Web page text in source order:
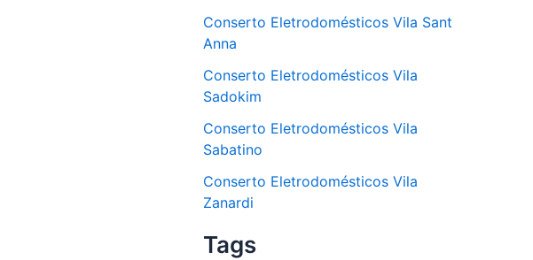
Conserto Eletrodomésticos Vila Sant
Anna
Conserto Eletrodomésticos Vila
Sadokim
Conserto Eletrodomésticos Vila
Sabatino
Conserto Eletrodomésticos Vila
Zanardi
Tags